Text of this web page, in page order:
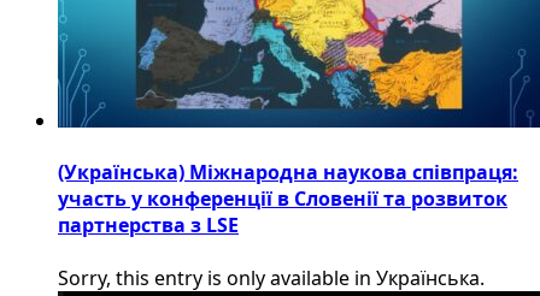
(Українська) Міжнародна наукова співпраця:
участь у конференції в Словенії та розвиток
партнерства з LSE
Sorry, this entry is only available in Українська.